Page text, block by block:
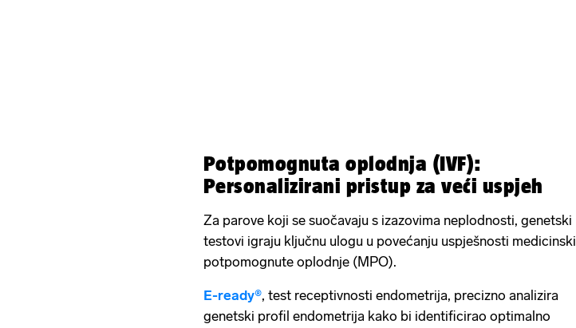
Potpomognuta oplodnja (IVF):
Personalizirani pristup za veći uspjeh
Za parove koji se suočavaju s izazovima neplodnosti, genetski
testovi igraju ključnu ulogu u povećanju uspješnosti medicinski
potpomognute oplodnje (MPO).
E-ready®, test receptivnosti endometrija, precizno analizira
genetski profil endometrija kako bi identificirao optimalno